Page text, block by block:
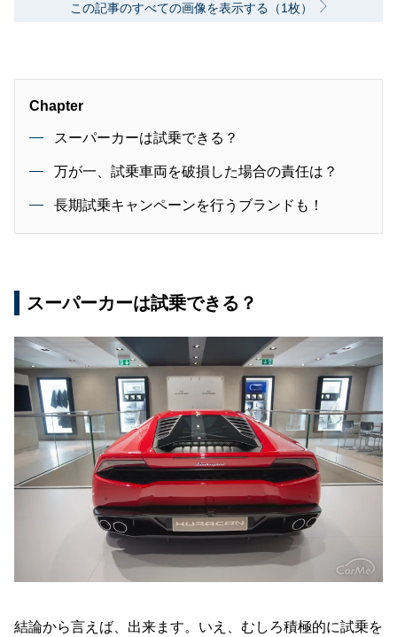
この記事のすべての画像を表示する（1枚）
Chapter
スーパーカーは試乗できる？
万が一、試乗車両を破損した場合の責任は？
長期試乗キャンペーンを行うブランドも！
スーパーカーは試乗できる？
結論から言えば、出来ます。いえ、むしろ積極的に試乗を